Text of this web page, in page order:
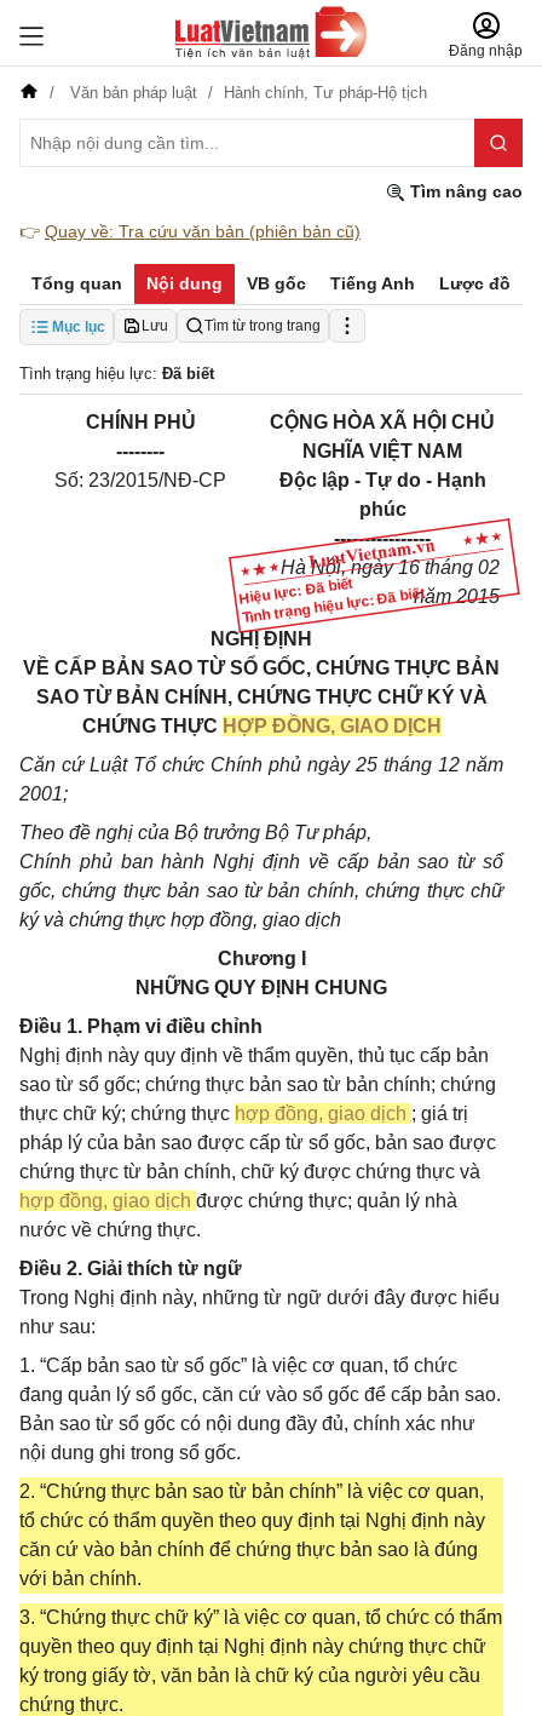
Đăng nhập
Văn bản pháp luật Hành chính, Tư pháp-Hộ tịch
Tìm nâng cao
👉 Quay về: Tra cứu văn bản (phiên bản cũ)
Tổng quan Nội dung VB gốc Tiếng Anh Lược đồ
Mục lục Lưu Tìm từ trong trang
Tình trạng hiệu lực: Đã biết
Hiệu lực: Đã biết
Tình trạng hiệu lực: Đã biết
CHÍNH PHỦ
--------
Số: 23/2015/NĐ-CP
CỘNG HÒA XÃ HỘI CHỦ
NGHĨA VIỆT NAM
Độc lập - Tự do - Hạnh
phúc
----------------
Hà Nội, ngày 16 tháng 02
năm 2015
NGHỊ ĐỊNH
VỀ CẤP BẢN SAO TỪ SỔ GỐC, CHỨNG THỰC BẢN
SAO TỪ BẢN CHÍNH, CHỨNG THỰC CHỮ KÝ VÀ
CHỨNG THỰC HỢP ĐỒNG, GIAO DỊCH
Căn cứ Luật Tổ chức Chính phủ ngày 25 tháng 12 năm
2001;
Theo đề nghị của Bộ trưởng Bộ Tư pháp,
Chính phủ ban hành Nghị định về cấp bản sao từ sổ
gốc, chứng thực bản sao từ bản chính, chứng thực chữ
ký và chứng thực hợp đồng, giao dịch
Chương I
NHỮNG QUY ĐỊNH CHUNG
Điều 1. Phạm vi điều chỉnh
Nghị định này quy định về thẩm quyền, thủ tục cấp bản
sao từ sổ gốc; chứng thực bản sao từ bản chính; chứng
thực chữ ký; chứng thực hợp đồng, giao dịch ; giá trị
pháp lý của bản sao được cấp từ sổ gốc, bản sao được
chứng thực từ bản chính, chữ ký được chứng thực và
hợp đồng, giao dịch được chứng thực; quản lý nhà
nước về chứng thực.
Điều 2. Giải thích từ ngữ
Trong Nghị định này, những từ ngữ dưới đây được hiểu
như sau:
1. “Cấp bản sao từ sổ gốc” là việc cơ quan, tổ chức
đang quản lý sổ gốc, căn cứ vào sổ gốc để cấp bản sao.
Bản sao từ sổ gốc có nội dung đầy đủ, chính xác như
nội dung ghi trong sổ gốc.
2. “Chứng thực bản sao từ bản chính” là việc cơ quan,
tổ chức có thẩm quyền theo quy định tại Nghị định này
căn cứ vào bản chính để chứng thực bản sao là đúng
với bản chính.
3. “Chứng thực chữ ký” là việc cơ quan, tổ chức có thẩm
quyền theo quy định tại Nghị định này chứng thực chữ
ký trong giấy tờ, văn bản là chữ ký của người yêu cầu
chứng thực.